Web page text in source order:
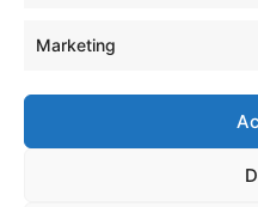
Marketing